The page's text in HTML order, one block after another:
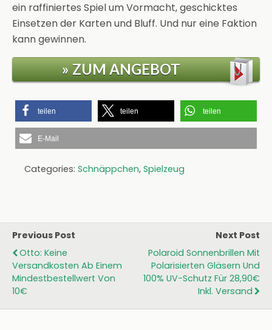
ein raffiniertes Spiel um Vormacht, geschicktes
Einsetzen der Karten und Bluff. Und nur eine Faktion
kann gewinnen.
» ZUM ANGEBOT
teilen teilen teilen
E-Mail
Categories: Schnäppchen, Spielzeug
Previous Post
Otto: Keine
Versandkosten Ab Einem
Mindestbestellwert Von
10€
Next Post
Polaroid Sonnenbrillen Mit
Polarisierten Gläsern Und
100% UV-Schutz Für 28,90€
Inkl. Versand